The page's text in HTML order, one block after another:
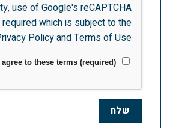
use of Google's reCAPTCHA
which is subject to the
PolicyandTerms of Use
I agree to these terms (required).